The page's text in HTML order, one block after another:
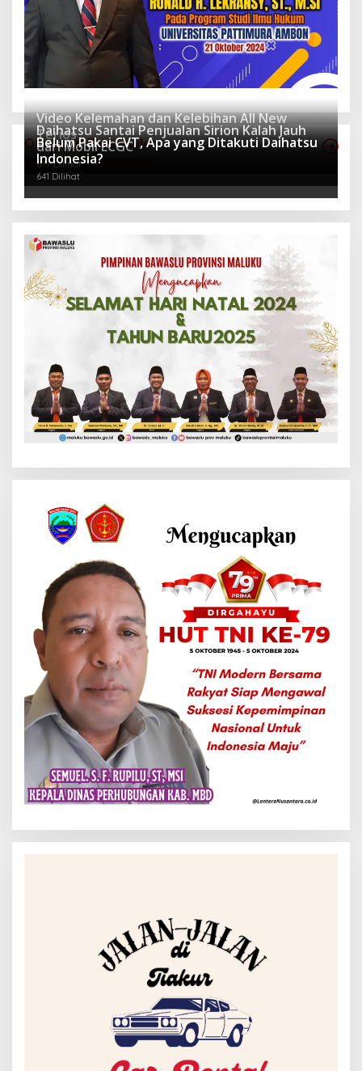
Otomotif Terpopuler
Video Kelemahan dan Kelebihan All New
Terios
939 Dilihat
Daihatsu Santai Penjualan Sirion Kalah Jauh
dari Mobil LCGC
677 Dilihat
Belum Pakai CVT, Apa yang Ditakuti Daihatsu
Indonesia?
641 Dilihat